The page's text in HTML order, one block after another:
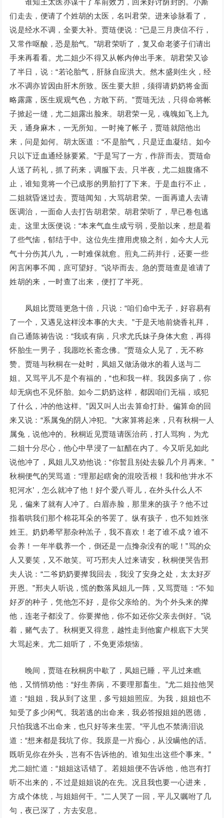
谁知王太医亦谋干了军前效力，回来好讨荫封的。小厮
们走去，便请了个姓胡的太医，名叫君荣。进来诊脉看了，
说是经水不调，全要大补。贾琏便说：“已是三月庚信不行，
又常作呕酸，恐是胎气。”胡君荣听了，复又命老婆子们请出
手来再看看。尤二姐少不得又从帐内伸出手来。胡君荣又诊
了半日，说：“若论胎气，肝脉自应洪大。然木盛则生火，经
水不调亦皆因由肝木所致。医生要大胆，须得请奶奶将金面
略露露，医生观观气色，方敢下药。”贾琏无法，只得命将帐
子掀起一缝，尤二姐露出脸来。胡君荣一见，魂魄如飞上九
天，通身麻木，一无所知。一时掩了帐子，贾琏就陪他出
来，问是如何。胡太医道：“不是胎气，只是迂血凝结。如今
只以下迂血通经脉要紧。”于是写了一方，作辞而去。贾琏命
人送了药礼，抓了药来，调服下去。只半夜，尤二姐腹痛不
止，谁知竟将一个已成形的男胎打了下来。于是血行不止，
二姐就昏迷过去。贾琏闻知，大骂胡君荣。一面再遣人去请
医调治，一面命人去打告胡君荣。胡君荣听了，早已卷包逃
走。这里太医便说：“本来气血生成亏弱，受胎以来，想是着
了些气恼，郁结于中。这位先生擅用虎狼之剂，如今大人元
气十分伤其八九，一时难保就愈。煎丸二药并行，还要一些
闲言闲事不闻，庶可望好。”说毕而去。急的贾琏查是谁请了
姓胡的来，一时查了出来，便打了半死。
凤姐比贾琏更急十倍，只说：“咱们命中无子，好容易有
了一个，又遇见这样没本事的大夫。”于是天地前烧香礼拜，
自己通陈祷告说：“我或有病，只求尤氏妹子身体大愈，再得
怀胎生一男子，我愿吃长斋念佛。”贾琏众人见了，无不称
赞。贾琏与秋桐在一处时，凤姐又做汤做水的着人送与二
姐。又骂平儿不是个有福的，“也和我一样。我因多病了，你
却无病也不见怀胎。如今二奶奶这样，都因咱们无福，或犯
了什么，冲的他这样。”因又叫人出去算命打卦。偏算命的回
来又说：“系属兔的阴人冲犯。”大家算将起来，只有秋桐一人
属兔，说他冲的。秋桐近见贾琏请医治药，打人骂狗，为尤
二姐十分尽心，他心中早浸了一缸醋在内了。今又听见如此
说他冲了，凤姐儿又劝他说：“你暂且别处去躲几个月再来。”
秋桐便气的哭骂道：“理那起瞎肏的混咬舌根！我和他‘井水不
犯河水’，怎么就冲了他！好个爱八哥儿，在外头什么人不
见，偏来了就有人冲了。白眉赤脸，那里来的孩子？他不过
指着哄我们那个棉花耳朵的爷罢了。纵有孩子，也不知姓张
姓王。奶奶希罕那杂种羔子，我不喜欢！老了谁不成？谁不
会养！一年半载养一个，倒还是一点搀杂没有的呢！”骂的众
人又要笑，又不敢笑。可巧邢夫人过来请安，秋桐便哭告邢
夫人说：“二爷奶奶要撵我回去，我没了安身之处，太太好歹
开恩。”邢夫人听说，慌的数落凤姐儿一阵，又骂贾琏：“不知
好歹的种子，凭他怎不好，是你父亲给的。为个外头来的撵
他，连老子都没了。你要撵他，你不如还你父亲去倒好。”说
着，赌气去了。秋桐更又得意，越性走到他窗户根底下大哭
大骂起来。尤二姐听了，不免更添烦恼。
晚间，贾琏在秋桐房中歇了，凤姐已睡，平儿过来瞧
他，又悄悄劝他：“好生养病，不要理那畜生。”尤二姐拉他哭
道：“姐姐，我从到了这里，多亏姐姐照应。为我，姐姐也不
知受了多少闲气。我若逃的出命来，我必答报姐姐的恩德，
只怕我逃不出命来，也只好等来生罢。”平儿也不禁滴泪说
道：“想来都是我坑了你。我原是一片痴心，从没瞒他的话。
既听见你在外头，岂有不告诉他的。谁知生出这些个事来。”
尤二姐忙道：“姐姐这话错了。若姐姐便不告诉他，他岂有打
听不出来的，不过是姐姐说的在先。况且我也要一心进来，
方成个体统，与姐姐何干。”二人哭了一回，平儿又嘱咐了几
句，夜已深了，方去安息。